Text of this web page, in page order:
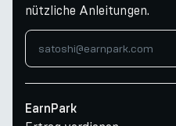
nützliche Anleitungen.
EarnPark